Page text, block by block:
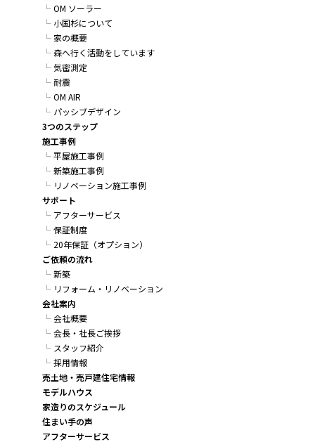
OM ソーラー
小国杉について
家の概要
森へ行く活動をしています
気密測定
耐震
OM AIR
パッシブデザイン
3つのステップ
施工事例
平屋施工事例
新築施工事例
リノベーション施工事例
サポート
アフターサービス
保証制度
20年保証（オプション）
ご依頼の流れ
新築
リフォーム・リノベーション
会社案内
会社概要
会長・社長ご挨拶
スタッフ紹介
採用情報
売土地・売戸建住宅情報
モデルハウス
家造りのスケジュール
住まい手の声
アフターサービス